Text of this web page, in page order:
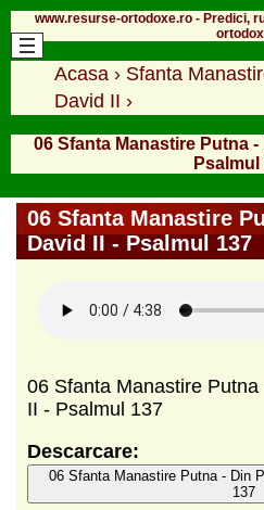
www.resurse-ortodoxe.ro - Predici,
Acasa › Sfanta
David II ›
06 Sfanta Manastire Putna
Psalmul
06 Sfanta Manastire
David II - Psalmul 137
06 Sfanta Manastire
II - Psalmul 137
Descarcare:
06 Sfanta Manastire Putna - Din
137